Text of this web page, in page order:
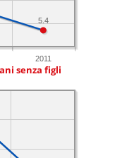
2011
5.4
senza figli